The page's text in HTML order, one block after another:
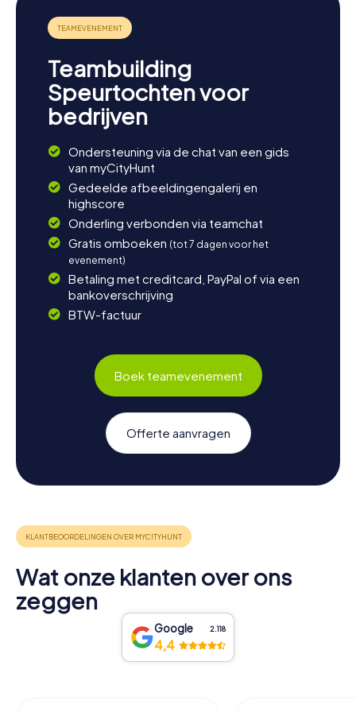
Teambuilding
Speurtochten voor
bedrijven
Ondersteuning via de chat van een gids
van myCityHunt
Gedeelde afbeeldingengalerij en
highscore
Onderling verbonden via teamchat
Gratis omboeken (tot 7 dagen voor het
evenement)
Betaling met creditcard, PayPal of via een
bankoverschrijving
BTW-factuur
Boek teamevenement
Offerte aanvragen
Wat onze klanten over ons
zeggen
Google 2.118
4,4